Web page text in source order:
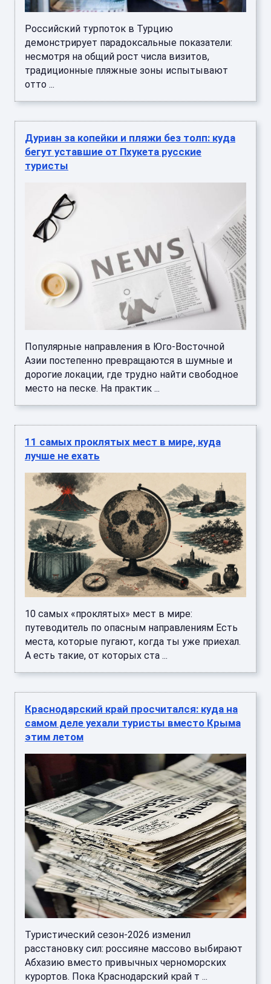
Российский турпоток в Турцию
демонстрирует парадоксальные показатели:
несмотря на общий рост числа визитов,
традиционные пляжные зоны испытывают
отто ...
Дуриан за копейки и пляжи без толп: куда
бегут уставшие от Пхукета русские
туристы
Популярные направления в Юго-Восточной
Азии постепенно превращаются в шумные и
дорогие локации, где трудно найти свободное
место на песке. На практик ...
11 самых проклятых мест в мире, куда
лучше не ехать
10 самых «проклятых» мест в мире:
путеводитель по опасным направлениям Есть
места, которые пугают, когда ты уже приехал.
А есть такие, от которых ста ...
Краснодарский край просчитался: куда на
самом деле уехали туристы вместо Крыма
этим летом
Туристический сезон-2026 изменил
расстановку сил: россияне массово выбирают
Абхазию вместо привычных черноморских
курортов. Пока Краснодарский край т ...